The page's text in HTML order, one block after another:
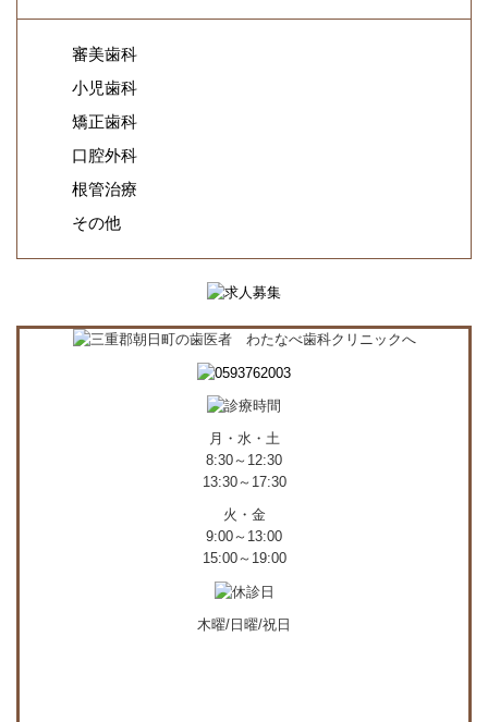
審美歯科
小児歯科
矯正歯科
口腔外科
根管治療
その他
月・水・土
8:30～12:30
13:30～17:30
火・金
9:00～13:00
15:00～19:00
木曜/日曜/祝日